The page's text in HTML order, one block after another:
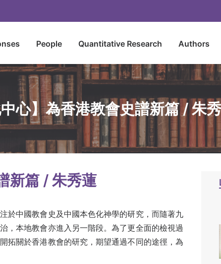
People Quantitative Research Authors
心】為香港教會史譜新篇 / 朱
新篇 / 朱秀蓮
於中國教會史及中國本色化神學的研究，而隨著九
，本地教會亦進入另一階段。為了更全面的檢視過
拓關於香港教會的研究，期望通過不同的途徑，為